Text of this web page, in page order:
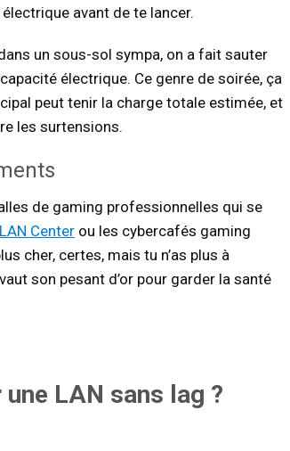
avant de te lancer.
un sous-sol sympa, on a fait sauter
électrique. Ce genre de soirée, ça
peut tenir la charge totale estimée, et
les surtensions.
de gaming professionnelles qui se
LAN Center ou les cybercafés gaming
cher, certes, mais tu n’as plus à
son pesant d’or pour garder la santé
LAN sans lag ?